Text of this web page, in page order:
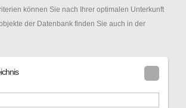
können Sie nach Ihrer optimalen Unterkunft
der Datenbank finden Sie auch in der